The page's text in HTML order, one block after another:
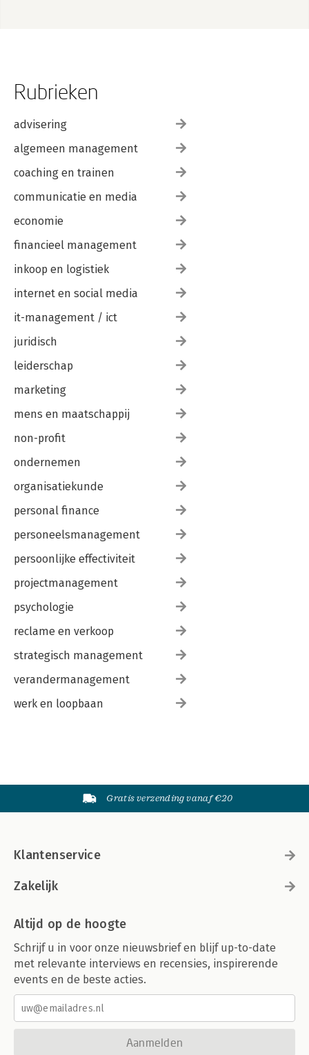
Rubrieken
advisering
algemeen management
coaching en trainen
communicatie en media
economie
financieel management
inkoop en logistiek
internet en social media
it-management / ict
juridisch
leiderschap
marketing
mens en maatschappij
non-profit
ondernemen
organisatiekunde
personal finance
personeelsmanagement
persoonlijke effectiviteit
projectmanagement
psychologie
reclame en verkoop
strategisch management
verandermanagement
werk en loopbaan
Gratis verzending vanaf €20
Klantenservice
Zakelijk
Altijd op de hoogte
Schrijf u in voor onze nieuwsbrief en blijf up-to-date
met relevante interviews en recensies, inspirerende
events en de beste acties.
Aanmelden